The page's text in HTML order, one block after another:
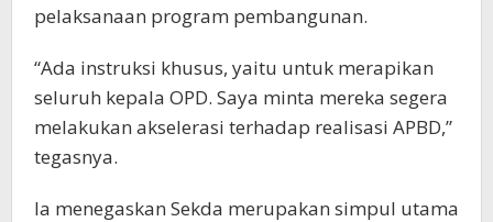
pelaksanaan program pembangunan.
“Ada instruksi khusus, yaitu untuk merapikan
seluruh kepala OPD. Saya minta mereka segera
melakukan akselerasi terhadap realisasi APBD,”
tegasnya.
Ia menegaskan Sekda merupakan simpul utama